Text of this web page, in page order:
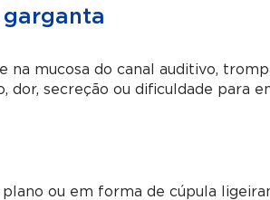
garganta
na mucosa do canal auditivo,
dor, secreção ou dificuldade para
ou em forma de cúpula